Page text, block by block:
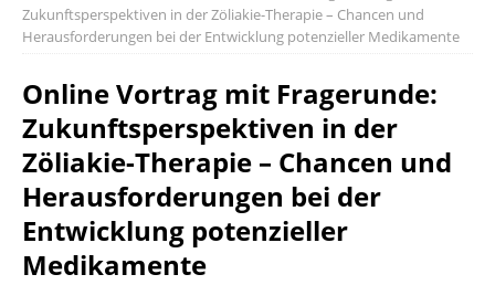
Zukunftsperspektiven in der Zöliakie-Therapie – Chancen und
Herausforderungen bei der Entwicklung potenzieller Medikamente
Online Vortrag mit Fragerunde:
Zukunftsperspektiven in der
Zöliakie-Therapie – Chancen und
Herausforderungen bei der
Entwicklung potenzieller
Medikamente